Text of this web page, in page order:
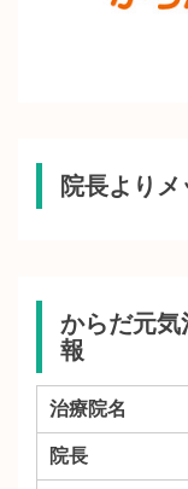
院長より
からだ元気
報
治療院名
院長